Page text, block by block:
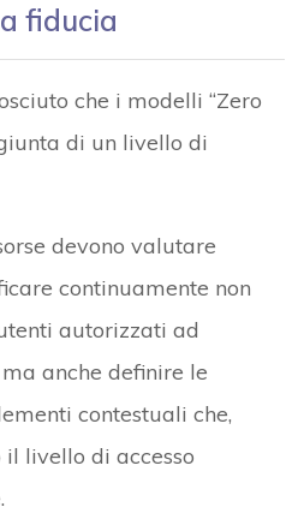
fiducia
che i modelli “Zero
di un livello di
devono valutare
continuamente non
autorizzati ad
anche definire le
contestuali che,
livello di accesso